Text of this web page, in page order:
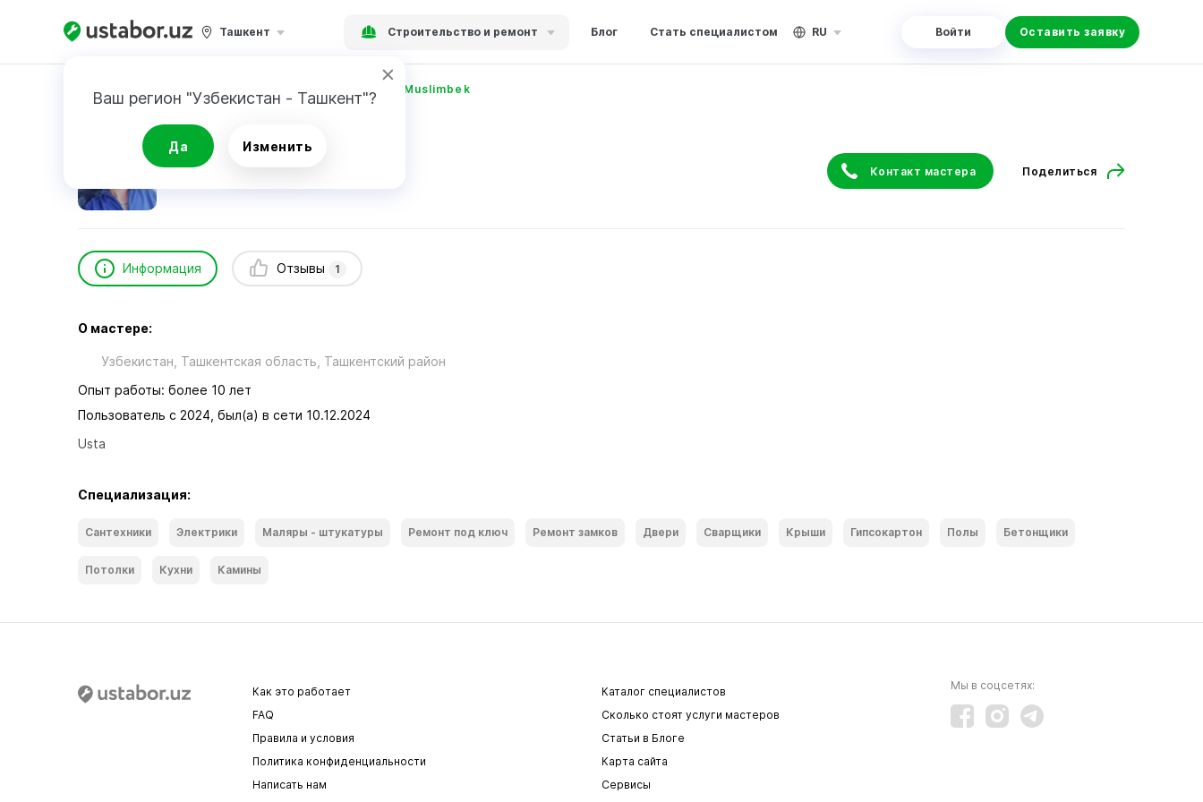
Ташкент Строительство и ремонт Блог Стать специалистом RU Войти Оставить заявку
Ваш регион "Узбекистан - Ташкент"?
Да Изменить
Главная Строительство и ремонт Nartayv Muslimbek
Nartayv Muslimbek
Контакт мастера Поделиться
Информация Отзывы 1
О мастере:
Узбекистан, Ташкентская область, Ташкентский район
Опыт работы: более 10 лет
Пользователь с 2024, был(а) в сети 10.12.2024
Usta
Специализация:
Сантехники Электрики Маляры - штукатуры Ремонт под ключ Ремонт замков Двери Сварщики Крыши Гипсокартон Полы Бетонщики
Потолки Кухни Камины
Как это работает
Каталог специалистов
FAQ
Сколько стоят услуги мастеров
Правила и условия
Статьи в Блоге
Политика конфиденциальности
Карта сайта
Написать нам
Сервисы
Мы в соцсетях: